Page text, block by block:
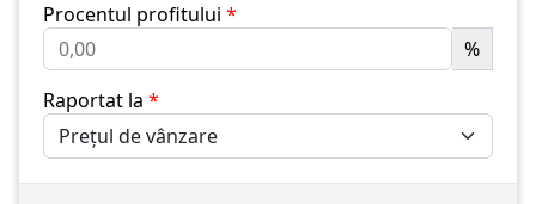
Procentul profitului *
%
Raportat la *